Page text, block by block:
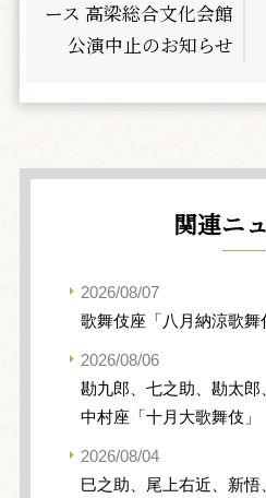
ース 高梁総合文化会館
公演中止のお知らせ
関連ニ
2026/08/07
歌舞伎座「八月納涼歌舞
2026/08/06
勘九郎、七之助、勘太
中村座「十月大歌舞伎」
2026/08/04
巳之助、尾上右近、新